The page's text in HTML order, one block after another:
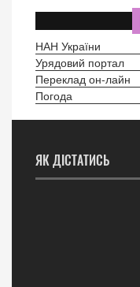
НАН України
Урядовий портал
Переклад он-лайн
Погода
ЯК ДІСТАТИСЬ